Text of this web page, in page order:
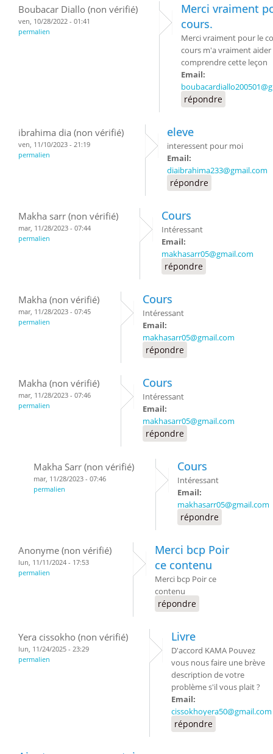
Boubacar Diallo (non vérifié)
ven, 10/28/2022 - 01:41
permalien
Merci vraiment
cours.
Merci vraiment pour le
cours m'a vraiment aider
comprendre cette leçon
Email:
répondre
ibrahima dia (non vérifié)
ven, 11/10/2023 - 21:19
permalien
eleve
interessent pour moi
Email:
diaibrahima233@gmail.com
répondre
Makha sarr (non vérifié)
mar, 11/28/2023 - 07:44
permalien
Cours
Intéressant
Email:
makhasarr05@gmail.com
répondre
Makha (non vérifié)
mar, 11/28/2023 - 07:45
permalien
Cours
Intéressant
Email:
makhasarr05@gmail.com
répondre
Makha (non vérifié)
mar, 11/28/2023 - 07:46
permalien
Cours
Intéressant
Email:
makhasarr05@gmail.com
répondre
Makha Sarr (non vérifié)
mar, 11/28/2023 - 07:46
permalien
Cours
Intéressant
Email:
makhasarr05@gmail.com
répondre
Anonyme (non vérifié)
lun, 11/11/2024 - 17:53
permalien
Merci bcp Poir
ce contenu
Merci bcp Poir ce
contenu
répondre
Yera cissokho (non vérifié)
lun, 11/24/2025 - 23:29
permalien
Livre
D'accord KAMA Pouvez
vous nous faire une brève
description de votre
problème s'il vous plait ?
Email:
cissokhoyera50@gmail.com
répondre